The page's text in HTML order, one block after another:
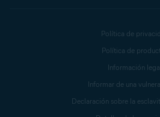
Política de
Política de
Información
Informar de una
Declaración sobre la